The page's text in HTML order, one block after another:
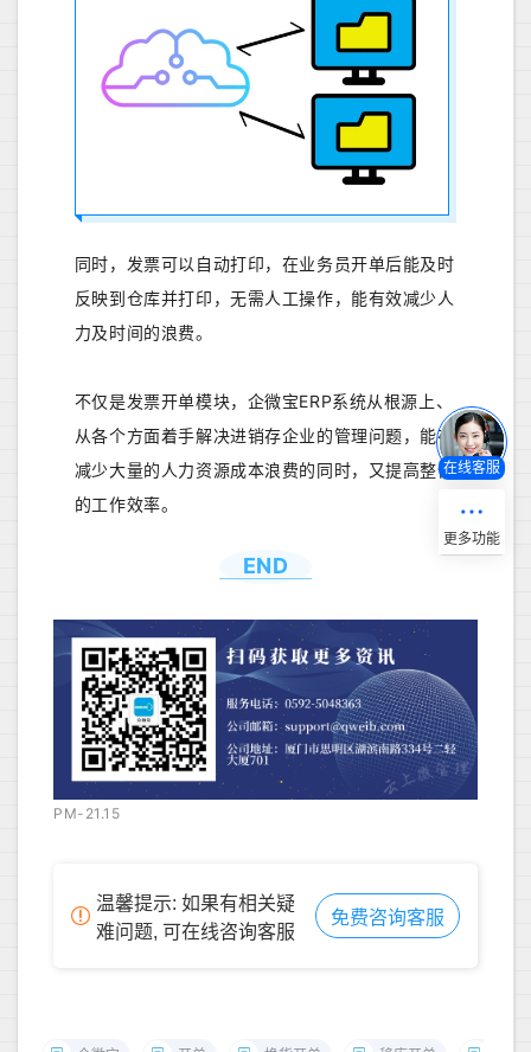
同时，发票可以自动打印，在业务员开单后能及时
反映到仓库并打印，无需人工操作，能有效减少人
力及时间的浪费。
不仅是发票开单模块，企微宝ERP系统从根源上、
从各个方面着手解决进销存企业的管理问题，能在
减少大量的人力资源成本浪费的同时，又提高整体
的工作效率。
END
PM-21.15
温馨提示: 如果有相关疑
难问题, 可在线咨询客服
免费咨询客服
在线客服